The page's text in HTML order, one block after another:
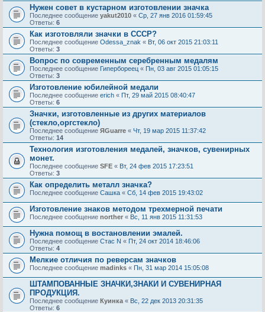
Нужен совет в кустарном изготовлении значка
Последнее сообщение yakut2010 « Ср, 27 янв 2016 01:59:45
Ответы: 6
Как изготовляли значки в СССР?
Последнее сообщение Odessa_znak « Вт, 06 окт 2015 21:03:11
Ответы: 3
Вопрос по современным серебренным медалям
Последнее сообщение Гипербореец « Пн, 03 авг 2015 01:05:15
Ответы: 3
Изготовление юбилейной медали
Последнее сообщение erich « Пт, 29 май 2015 08:40:47
Ответы: 6
Значки, изготовленные из других материалов
(стекло,оргстекло)
Последнее сообщение ЯGuarre « Чт, 19 мар 2015 11:37:42
Ответы: 14
Технология изготовления медалей, значков, сувенирных
монет.
Последнее сообщение SFE « Вт, 24 фев 2015 17:23:51
Ответы: 3
Как определить металл значка?
Последнее сообщение Сашка « Сб, 14 фев 2015 19:43:02
Изготовление знаков методом трехмерной печати
Последнее сообщение norther « Вс, 11 янв 2015 11:31:53
Нужна помощ в востановлении эмалей.
Последнее сообщение Стас N « Пт, 24 окт 2014 18:46:06
Ответы: 4
Мелкие отличия по реверсам значков
Последнее сообщение madinks « Пн, 31 мар 2014 15:05:08
ШТАМПОВАННЫЕ ЗНАЧКИ,ЗНАКИ И СУВЕНИРНАЯ
ПРОДУКЦИЯ.
Последнее сообщение Куинка « Вс, 22 дек 2013 20:31:35
Ответы: 6